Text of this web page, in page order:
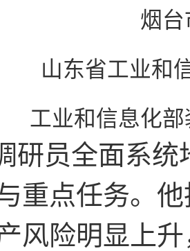
烟
山东省工业和
工业和信息化
研员全面系
重点任务。
风险明显上